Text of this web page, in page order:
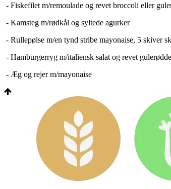
- Fiskefilet m/remoulade og revet broccoli eller
- Kamsteg m/rødkål og syltede agurker
- Rullepølse m/en tynd stribe mayonaise, 5 skiver
- Hamburgerryg m/italiensk salat og revet
- Æg og rejer m/mayonaise